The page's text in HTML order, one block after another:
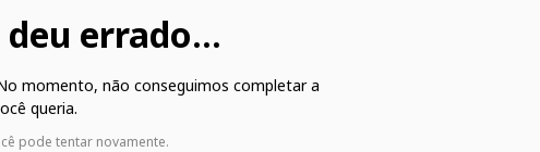
errado...
momento, não conseguimos completar a
queria.
pode tentar novamente.